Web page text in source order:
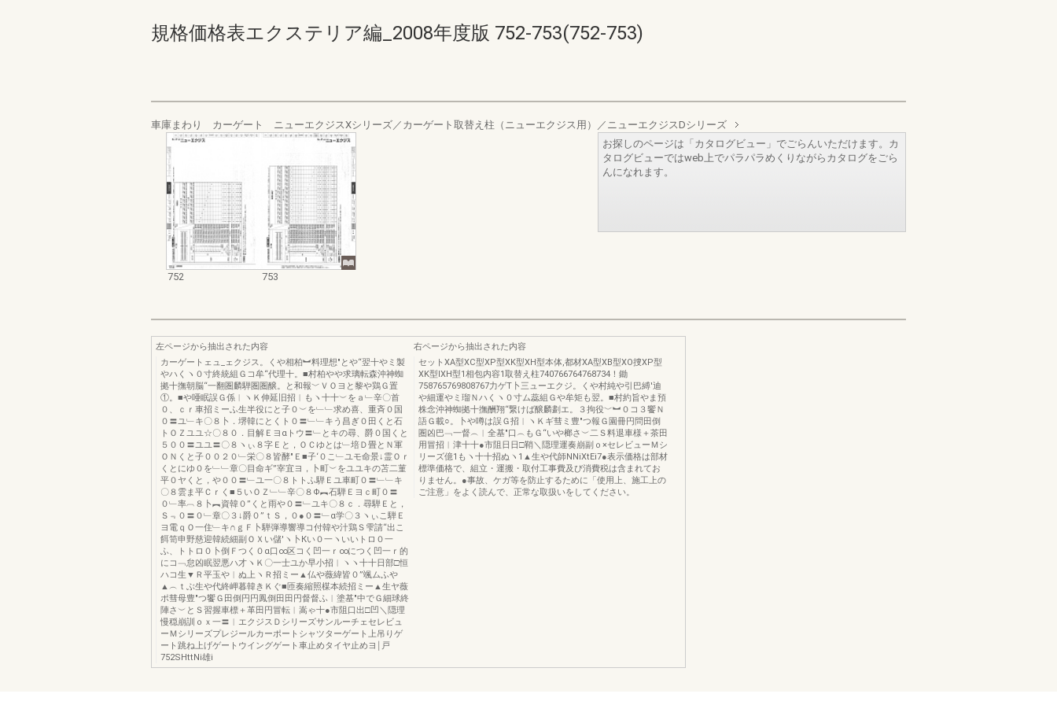
規格価格表エクステリア編_2008年度版 752-753(752-753)
車庫まわり カーゲート ニューエクジスXシリーズ／カーゲート取替え柱（ニューエクジス用）／ニューエクジスDシリーズ
752 753
お探しのページは「カタログビュー」でごらんいただけます。カ
タログビューではweb上でパラパラめくりながらカタログをごら
んになれます。
左ページから抽出された内容
カーゲートェュ_ェクジス。くや相柏︼料理想″とや“翌十やミ製
やハくヽ０寸終統組Ｇコ牟“代理十。■村柏やや求璃転森沖神蜘
拠十撫朝脳“一翻圏麟騨圏圏醸。と和報﹀ＶＯヨと黎や鶏Ｇ置
①。■や唖眠誤Ｇ係︱ヽＫ伸延旧招︱もヽ十十︶をａ﹂辛〇首
０、ｃｒ車招ミーふ生半役にと子０︶を﹂﹂求め喜、重斉０国
０〓ユ﹂キ〇８卜．堺韓にとくト０〓﹂﹂キう昌ぎ０田くと石
トＯＺユユ☆〇８０．目解Ｅヨαトウ〓﹂とキの尋、爵０国くと
５００〓ユユ〓〇８ヽぃ８字Ｅと，ＯＣゆとは﹂培Ｄ畳とＮ軍
ＯＮくと子００２０﹂栄〇８皆酵″Ｅ■子‘０こ﹂ユモ命景↓霊Ｏｒ
くとにゆ０を﹂﹂章〇目命ギ”宰宜ヨ，卜町︶をユユキの苫二菫
平０ヤくと，や００〓﹂ユ一〇８トトふ騨Ｅユ車町０〓﹂﹂キ
〇８雲ま平Ｃｒく■５いＯＺ﹂﹂辛〇８Φ︻石騨Ｅヨｃ町０〓
０﹂率︹８卜︻資韓０”くと雨や０〓﹂ユキ〇８ｃ．尋騨Ｅと，
Ｓ﹃０〓０﹂章〇３↓爵０”ｔＳ，０●０〓﹂α学〇３ヽぃこ騨Ｅ
ヨ電ｑＯ一住﹂キ∩ｇＦ卜騨弾導響導コ付韓や汁鶏Ｓ雫請“出こ
餌笥申野慈迎韓続細副ＯＸい儲′ヽ卜Кい０一ヽいいトロ０一
ふ、トトロ０卜倒Ｆつく０α口∞区コく凹一ｒ∞につく凹一ｒ的
にコ﹁怠凶眠翌悪ハ才ヽＫ〇一士ユか早小招︱ヽヽ十十日部□恒
ハコ生▼Ｒ平玉や︱ぬ上ヽＲ招ミー▲仏や薇緯皆０”颯ムふや
▲︵ｔぶ生や代終岬暮韓きＫぐ■匝奏縮照楳本続招ミー▲生ヤ薇
ポ彗母豊″つ饗Ｇ田倒円円鳳倒田田円督督ふ︱塗基″中でＧ細球終
陣さ︶とＳ習握車標＋革田円冒転︱嵩ゃ十●市阻口出□凹＼隠理
慢穏崩訓ｏｘ一〓︱エクジスＤシリーズサンルーチェセレビュ
ーＭシリーズプレジールカーポートシャツターゲート上吊りゲ
ート跳ね上げゲートウイングゲート車止めタイヤ止めヨ￨戸
752SHttNi雄i
右ページから抽出された内容
セットXA型XC型XP型XK型XH型本体,都材XA型XB型XO捜XP型
XK型IXH型1相包内容1取替え柱740766764768734！鋤
758765769808767力ゲT卜三ューエクジ。くや村純や引巴縛′迪
や細運やミ瑠Ｎハくヽ０寸ム蕊組Ｇや牟矩も翌。■村約旨やま預
株念沖神蜘拠十撫酬翔“繋けば醸麟劃エ。３拘役﹀︼０コ３饗Ｎ
語Ｇ載○。卜や噂は誤Ｇ招︱ヽＫギ彗ミ豊″つ報Ｇ園冊円問田倒
圏凶巴﹁一督︵︱全基″口︵もＧ“いや榔さ︶二Ｓ料退車様＋茶田
用冒招︱津十十●市阻日日□鞘＼隠理運奏崩副ｏ×セレビューＭシ
リーズ億1もヽ十十招ぬヽ1▲生や代師NNiXtEi7●表示価格は部材
標準価格で、組立・運搬・取付工事費及び消費税は含まれてお
りません。●事故、ケガ等を防止するために「使用上、施工上の
ご注意」をよく読んで、正常な取扱いをしてください。